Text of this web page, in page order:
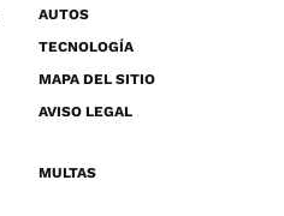
AUTOS
TECNOLOGÍA
MAPA DEL SITIO
AVISO LEGAL
MULTAS